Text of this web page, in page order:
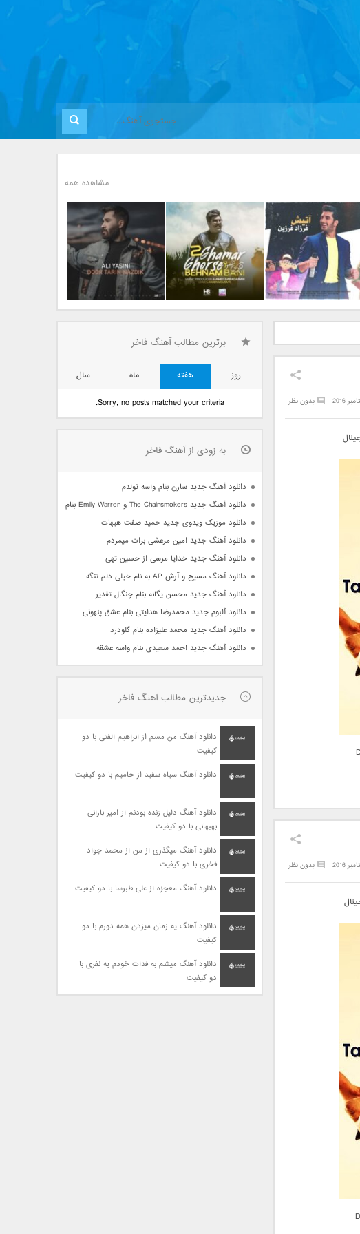
مشاهده همه
دانلود آهنگ جدید فرزاد
بانی بنام قرص قمر 2
یاسینی بنام دورترین نزدیک
بدون نظر
بدون نظر
برترین مطالب آهنگ فاخر
روز هفته ماه
سال
Sorry, no posts matched your criteria.
به زودی از آهنگ فاخر
دانلود آهنگ جدید سارن بنام واسه تولدم
دانلود آهنگ جدید The Chainsmokers و Emily Warren بنام Side Effects
دانلود موزیک ویدوی جدید حمید صفت هیهات
دانلود آهنگ جدید امین مرعشی برات میمردم
دانلود آهنگ جدید خدایا مرسی از حسین تهی
دانلود آهنگ مسیح و آرش AP به نام خیلی دلم تنگه
دانلود آهنگ جدید محسن یگانه بنام چنگال تقدیر
دانلود آلبوم جدید محمدرضا هدایتی بنام عشق پنهونی
دانلود آهنگ جدید محمد علیزاده بنام گلودرد
دانلود آهنگ جدید احمد سعیدی بنام واسه عشقه
جدیدترین مطالب آهنگ فاخر
دانلود آهنگ من مسم از ابراهیم الفتی با دو
کیفیت
دانلود آهنگ سیاه سفید از حامیم با دو کیفیت
دانلود آهنگ دلیل زنده بودنم از امیر بارانی
بهبهانی با دو کیفیت
دانلود آهنگ میگذری از من از محمد جواد
فخری با دو کیفیت
دانلود آهنگ معجزه از علی طبرسا با دو کیفیت
دانلود آهنگ یه زمان میزدن همه دورم با دو
کیفیت
دانلود آهنگ میشم به فدات خودم یه نفری با
دو کیفیت